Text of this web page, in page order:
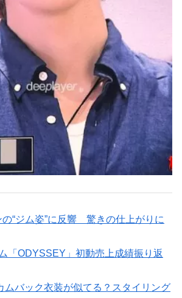
の“ジム姿”に反響 驚きの仕上がりに
「ODYSSEY」初動売上成績振り返
ムバック衣装が似てる？スタイリング